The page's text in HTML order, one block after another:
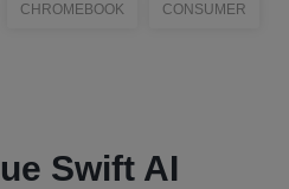
CHROMEBOOK CONSUMER
Swift AI